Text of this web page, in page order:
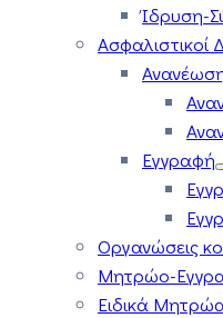
Ίδρυση-
Ασφαλιστικοί
Εγγραφή
Οργανώσεις
Μητρώο-
Ειδικά